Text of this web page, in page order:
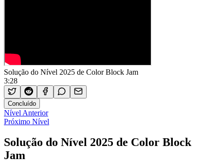
Solução do Nível 2025 de Color Block Jam
3:28
Concluído
Nível Anterior
Próximo Nível
Solução do Nível 2025 de Color Block
Jam